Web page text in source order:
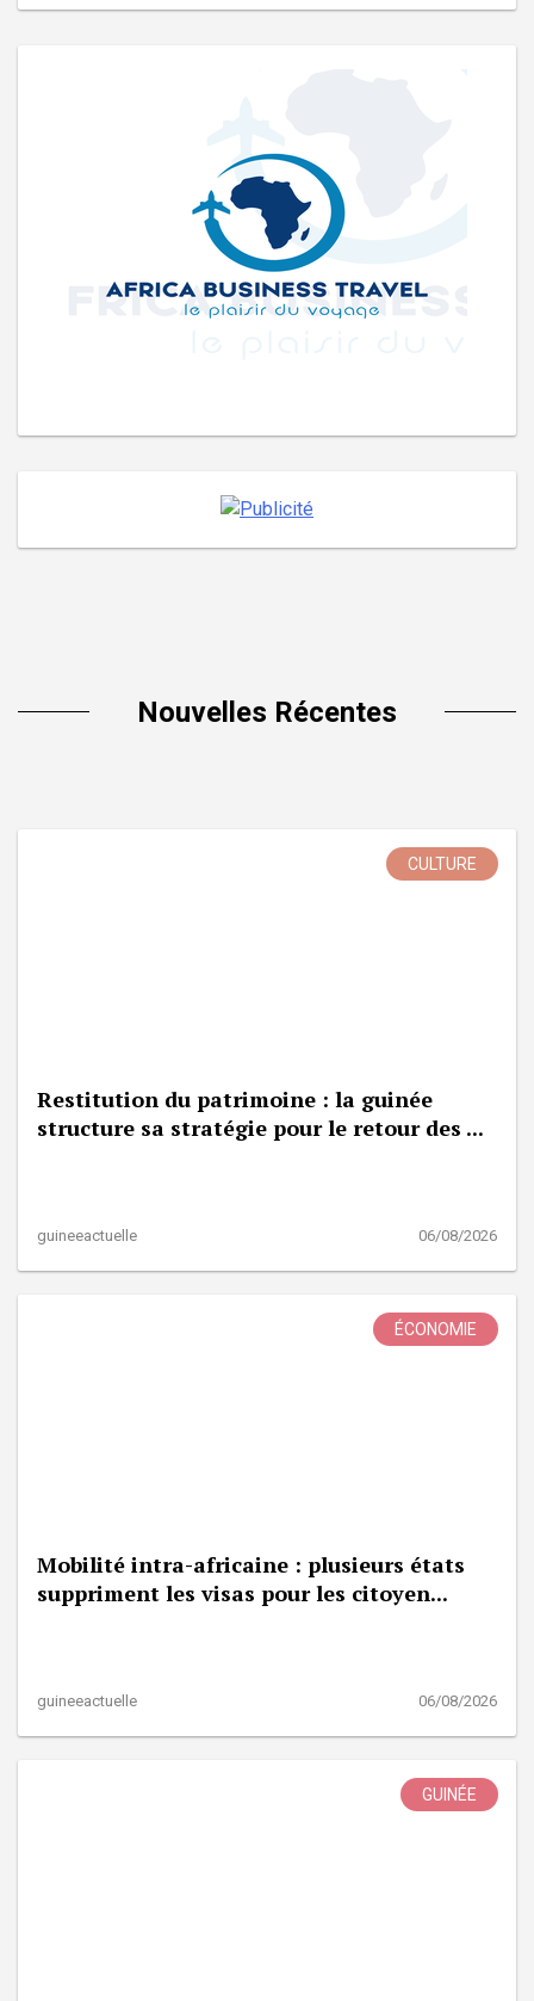
Nouvelles Récentes
CULTURE
Restitution du patrimoine : la guinée
structure sa stratégie pour le retour des ...
guineeactuelle 06/08/2026
ÉCONOMIE
Mobilité intra-africaine : plusieurs états
suppriment les visas pour les citoyen...
guineeactuelle 06/08/2026
GUINÉE